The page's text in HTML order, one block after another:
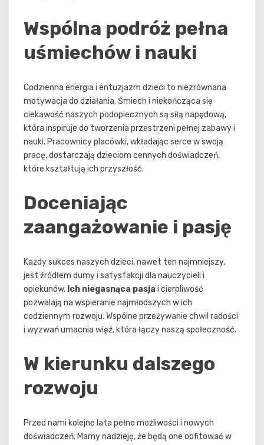
Wspólna podróż pełna
uśmiechów i nauki
Codzienna energia i entuzjazm dzieci to niezrównana
motywacja do działania. Śmiech i niekończąca się
ciekawość naszych podopiecznych są siłą napędową,
która inspiruje do tworzenia przestrzeni pełnej zabawy i
nauki. Pracownicy placówki, wkładając serce w swoją
pracę, dostarczają dzieciom cennych doświadczeń,
które kształtują ich przyszłość.
Doceniając
zaangażowanie i pasję
Każdy sukces naszych dzieci, nawet ten najmniejszy,
jest źródłem dumy i satysfakcji dla nauczycieli i
opiekunów. Ich niegasnąca pasja i cierpliwość
pozwalają na wspieranie najmłodszych w ich
codziennym rozwoju. Wspólne przeżywanie chwil radości
i wyzwań umacnia więź, która łączy naszą społeczność.
W kierunku dalszego
rozwoju
Przed nami kolejne lata pełne możliwości i nowych
doświadczeń. Mamy nadzieję, że będą one obfitować w